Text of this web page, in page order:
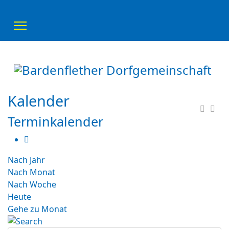
Kalender
Terminkalender
Nach Jahr
Nach Monat
Nach Woche
Heute
Gehe zu Monat